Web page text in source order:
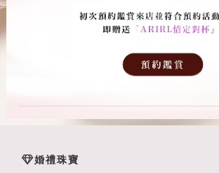
婚禮珠寶